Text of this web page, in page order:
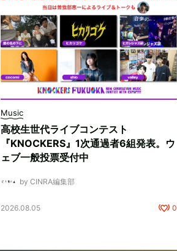
Music
高校生世代ライブコンテスト
『KNOCKERS』1次通過者6組発表。ウ
ェブ一般投票受付中
by CINRA編集部
2026.08.05 0